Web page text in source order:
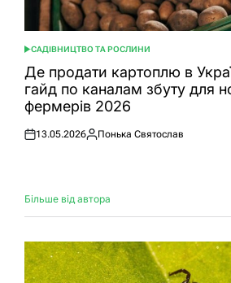
ОПУБЛІКУВАТИ
У
САДІВНИЦТВО ТА РОСЛИНИ
Де продати картоплю в
гайд по каналам збуту для
фермерів 2026
Оприлюднено
13.05.2026
Опубліковано
Понька Святослав
Більше від автора